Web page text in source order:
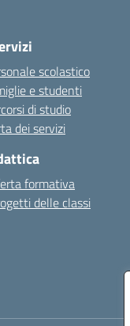
scolastico
e studenti
di studio
dei servizi
formativa
delle classi